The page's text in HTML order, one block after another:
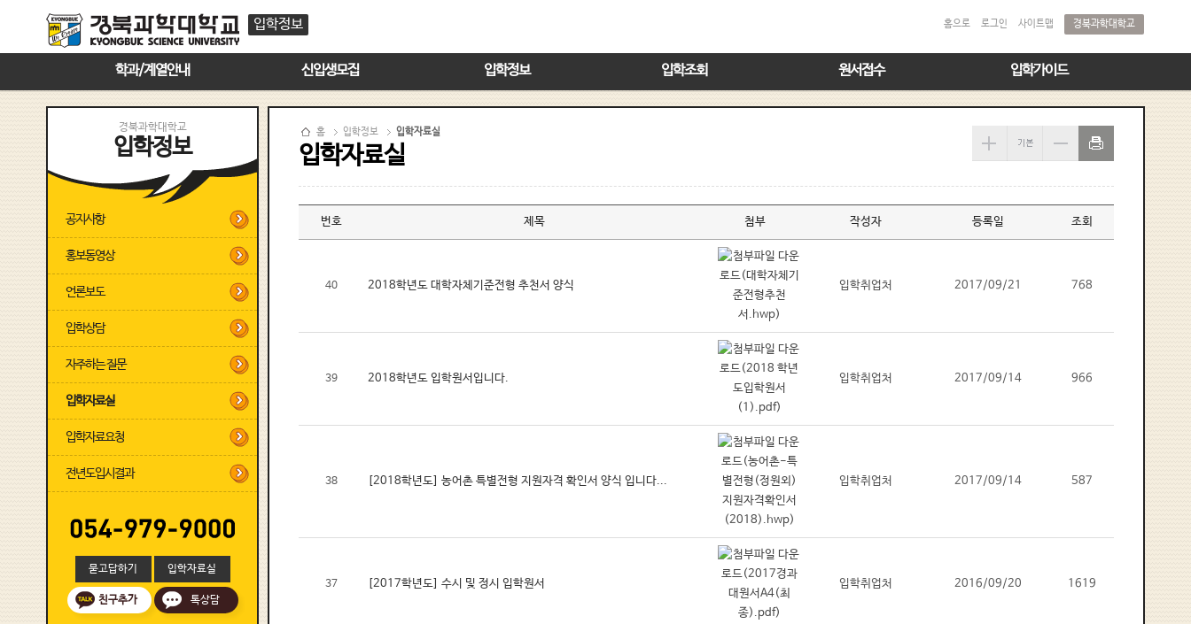
입학정보 홈으로 로그인 사이트맵 경북과학대학교
학과/계열안내 신입생모집 입학정보 입학조회 원서접수 입학가이드
경북과학대학교
입학정보
공지사항
홍보동영상
언론보도
입학상담
자주하는 질문
입학자료실
입학자료요청
전년도입시결과
묻고답하기 입학자료실
친구추가 톡상담
홈 입학정보 입학자료실
입학자료실
번호 제목 첨부 작성자 등록일 조회
40 2018학년도 대학자체기준전형 추천서 양식 입학취업처 2017/09/21 768
39 2018학년도 입학원서입니다. 입학취업처 2017/09/14 966
38 [2018학년도] 농어촌 특별전형 지원자격 확인서 양식 입니다... 입학취업처 2017/09/14 587
37 [2017학년도] 수시 및 정시 입학원서 입학취업처 2016/09/20 1619